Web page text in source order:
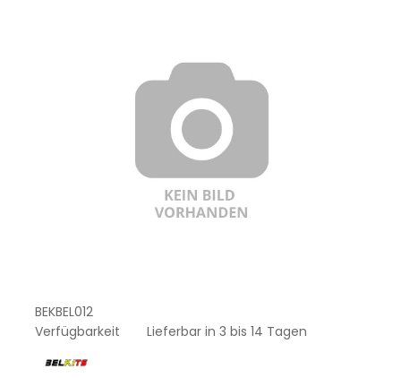
BEKBEL012
Verfügbarkeit
Lieferbar in 3 bis 14 Tagen